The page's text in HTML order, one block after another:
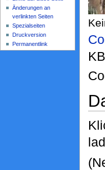
Änderungen an
verlinkten Seiten
Spezialseiten
Druckversion
Permanentlink